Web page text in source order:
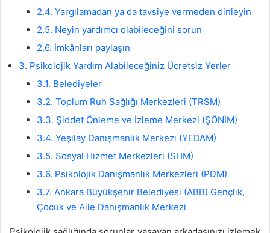
2.4. Yargılamadan ya da tavsiye vermeden dinleyin
2.5. Neyin yardımcı olabileceğini sorun
2.6. İmkânları paylaşın
3. Psikolojik Yardım Alabileceğiniz Ücretsiz Yerler
3.1. Belediyeler
3.2. Toplum Ruh Sağlığı Merkezleri (TRSM)
3.3. Şiddet Önleme ve İzleme Merkezi (ŞÖNİM)
3.4. Yeşilay Danışmanlık Merkezi (YEDAM)
3.5. Sosyal Hizmet Merkezleri (SHM)
3.6. Psikolojik Danışmanlık Merkezleri (PDM)
3.7. Ankara Büyükşehir Belediyesi (ABB) Gençlik,
Çocuk ve Aile Danışmanlık Merkezi